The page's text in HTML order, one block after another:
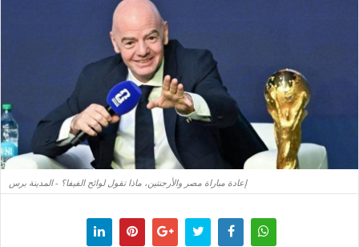
إعادة مباراة مصر والأرجنتين، ماذا تقول لوائح الفيفا؟ - المدينة برس